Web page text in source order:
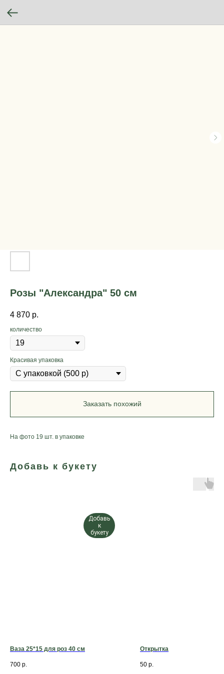
Розы "Александра" 50 см
4 870 р.
количество
Красивая упаковка
Заказать похожий
На фото 19 шт. в упаковке
Добавь к букету
Добавь
к
букету
Ваза 25*15 для роз 40 см
700 р.
Открытка
50 р.